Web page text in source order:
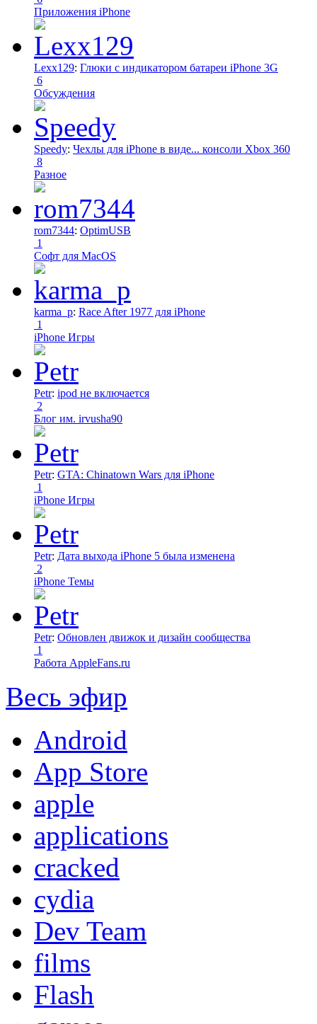
Приложения iPhone
Lexx129: Глюки с индикатором батареи iPhone 3G
6
Обсуждения
Speedy: Чехлы для iPhone в виде... консоли Xbox 360
8
Разное
rom7344: OptimUSB
1
Софт для MacOS
karma_p: Race After 1977 для iPhone
1
iPhone Игры
Petr: ipod не включается
2
Блог им. irvusha90
Petr: GTA: Chinatown Wars для iPhone
1
iPhone Игры
Petr: Дата выхода iPhone 5 была изменена
2
iPhone Темы
Petr: Обновлен движок и дизайн сообщества
1
Работа AppleFans.ru
Весь эфир
Android
App Store
apple
applications
cracked
cydia
Dev Team
films
Flash